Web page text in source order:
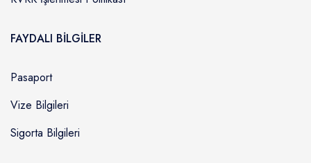
FAYDALI BİLGİLER
Pasaport
Vize Bilgileri
Sigorta Bilgileri